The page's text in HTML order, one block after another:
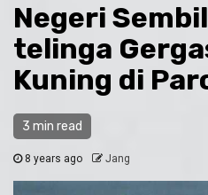
Negeri
telinga
Kuning di
3 min read
8 years ago Jang